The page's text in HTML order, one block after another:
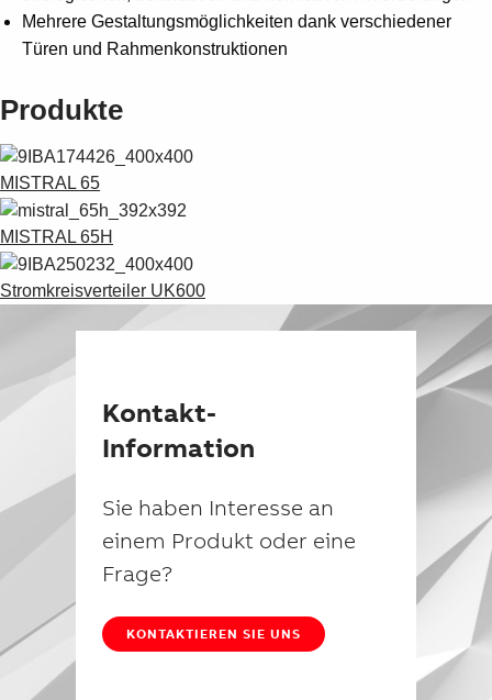
Mehrere Gestaltungsmöglichkeiten dank verschiedener
Türen und Rahmenkonstruktionen
Produkte
MISTRAL 65
MISTRAL 65H
Stromkreisverteiler UK600
Kontakt-
Information
Sie haben Interesse an
einem Produkt oder eine
Frage?
KONTAKTIEREN SIE UNS